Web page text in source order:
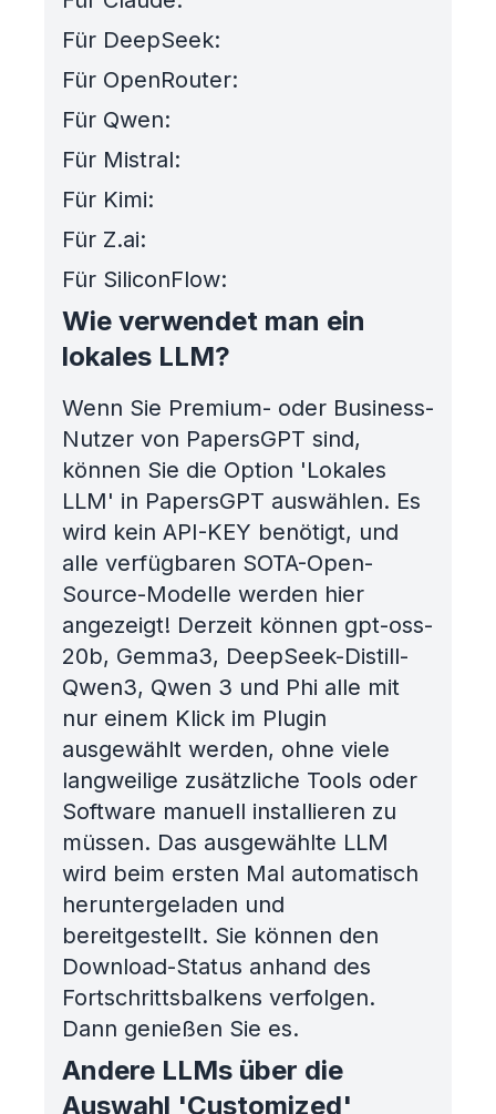
Für DeepSeek:
Für OpenRouter:
Für Qwen:
Für Mistral:
Für Kimi:
Für Z.ai:
Für SiliconFlow:
Wie verwendet man ein
lokales LLM?
Wenn Sie Premium- oder Business-
Nutzer von PapersGPT sind,
können Sie die Option 'Lokales
LLM' in PapersGPT auswählen. Es
wird kein API-KEY benötigt, und
alle verfügbaren SOTA-Open-
Source-Modelle werden hier
angezeigt! Derzeit können gpt-oss-
20b, Gemma3, DeepSeek-Distill-
Qwen3, Qwen 3 und Phi alle mit
nur einem Klick im Plugin
ausgewählt werden, ohne viele
langweilige zusätzliche Tools oder
Software manuell installieren zu
müssen. Das ausgewählte LLM
wird beim ersten Mal automatisch
heruntergeladen und
bereitgestellt. Sie können den
Download-Status anhand des
Fortschrittsbalkens verfolgen.
Dann genießen Sie es.
Andere LLMs über die
Auswahl 'Customized'